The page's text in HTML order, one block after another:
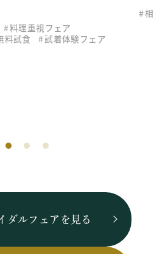
料理重視フェア
料試食 試着体験フェア
ダルフェアを見る